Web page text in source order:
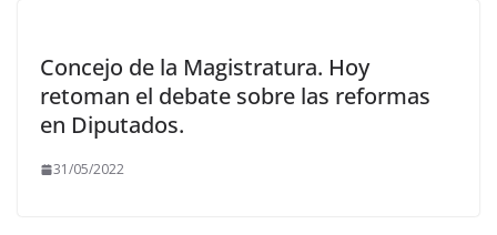
Concejo de la Magistratura. Hoy
retoman el debate sobre las reformas
en Diputados.
31/05/2022